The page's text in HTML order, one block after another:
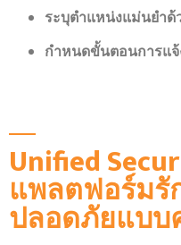
ระบุตำแหน่งแม่นยำด้
กำหนดขั้นตอนการแจ้
Unified
แพลตฟอร์มรั
ปลอดภัยแบบ